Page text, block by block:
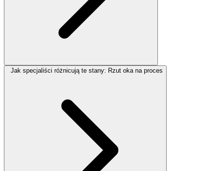
Jak specjaliści różnicują te stany: Rzut oka na proces